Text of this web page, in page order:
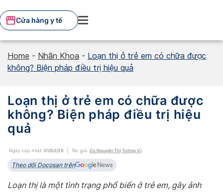
to
content
Cửa hàng y tế
Home - Nhãn Khoa - Loạn thị ở trẻ em có chữa được
không? Biện pháp điều trị hiệu quả
Loạn thị ở trẻ em có chữa được
không? Biện pháp điều trị hiệu
quả
Ngày cập nhật: 01/03/26 Tác giả: Ds Nguyễn Thị Tường Vi
Theo dõi Docosan trên
Loạn thị là một tình trạng phổ biến ở trẻ em, gây ảnh